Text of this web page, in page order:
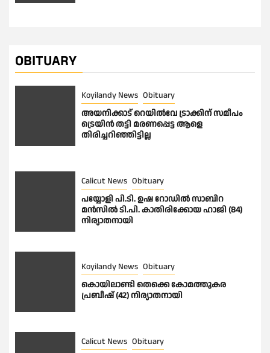
OBITUARY
Koyilandy News Obituary
അയനിക്കാട് റെയിൽവേ ട്രാക്കിന് സമീപം
ട്രെയിൻ തട്ടി മരണപ്പെട്ട ആളെ
തിരിച്ചറിഞ്ഞിട്ടില്ല
Calicut News Obituary
പയ്യോളി പി.ടി. ഉഷ റോഡിൽ സാബിറ
മൻസിൽ ടി.പി. കാതിരിക്കോയ ഹാജി (84)
നിര്യാതനായി
Koyilandy News Obituary
കൊയിലാണ്ടി തെക്കെ കോമത്തുകര
പ്രബീഷ് (42) നിര്യാതനായി
Calicut News Obituary